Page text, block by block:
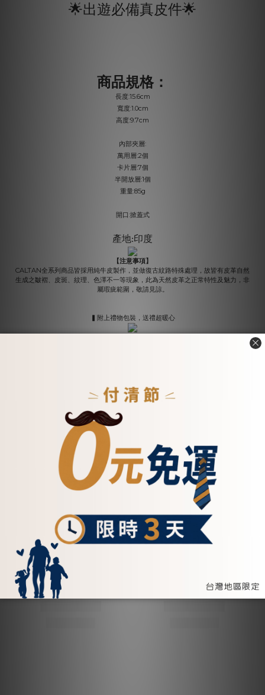
🌟出遊必備真皮件🌟
商品規格：
長度:15.6cm
寬度:1.0cm
高度:9.7cm
內部夾層:
萬用層:2個
卡片層:7個
半開放層:1個
重量:85g
開口 :掀蓋式
產地:印度
【注意事項】
CALTAN全系列商品皆採用純牛皮製作，並做復古紋路特殊處理，故皆有皮革自然
生成之皺褶、皮斑、紋理、色澤不一等現象，此為天然皮革之正常特性及魅力，非
屬瑕疵範圍，敬請見諒。
▍附上禮物包裝，送禮超暖心
您可能喜歡...